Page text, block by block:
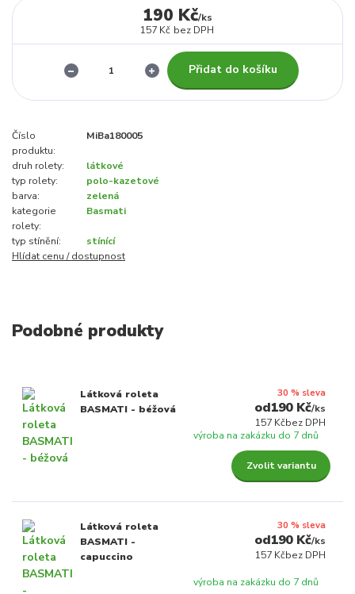
190 Kč/ks
157 Kč bez DPH
Přidat do košíku
Číslo
produktu:
MiBa180005
druh rolety:
látkové
typ rolety:
polo-kazetové
barva:
zelená
kategorie
rolety:
Basmati
typ stínění:
stínící
Hlídat cenu / dostupnost
Podobné produkty
Látková roleta
BASMATI - béžová
30 % sleva
190 Kč/ks
157 Kčbez DPH
výroba na zakázku do 7 dnů
Zvolit variantu
Látková roleta
BASMATI -
capuccino
30 % sleva
190 Kč/ks
157 Kčbez DPH
výroba na zakázku do 7 dnů